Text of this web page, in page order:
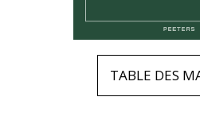
TABLE DES